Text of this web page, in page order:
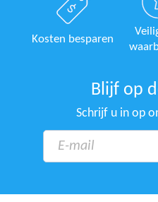
Kosten besparen
Blijf op
Schrijf u in op